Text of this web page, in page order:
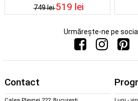
749 lei519 lei
Urmărește-ne pe
Contact